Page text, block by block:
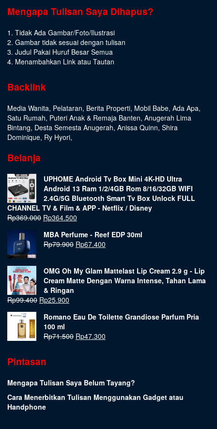
Mengapa Tulisan Saya Dihapus?
1. Tidak Ada Gambar/Foto/Ilustrasi
2. Gambar tidak sesuai dengan tulisan
3. Judul Pakai Huruf Besar Semua
4. Menambahkan Link atau Tautan
Backlink
Media Wanita, Pelataran, Berita Properti, Mobil Babe, Ada Apa,
Satu Rumah, Puteri Anak & Remaja Banten, Anugerah Lima
Bintang, Desta Semesta Anugerah, Anissa Quinn, Shira
Dominique, Ry Hyori,
Belanja
UPHOME Android Tv Box Mini 4K-HD Ultra
Android 13 Ram 1/2/4GB Rom 8/16/32GB WIFI
2.4G/5G Bluetooth Smart Tv Box Unlock FULL
CHANNEL TV & Film & APP - Netflix / Disney
Rp369.000 Rp364.500
MBA Perfume - Reef EDP 30ml
Rp79.900 Rp67.400
OMG Oh My Glam Mattelast Lip Cream 2.9 g - Lip
Cream Matte Dengan Warna Intense, Tahan Lama
& Ringan
Rp99.400 Rp25.900
Romano Eau De Toilette Grandiose Parfum Pria
100 ml
Rp71.500 Rp47.300
Pintasan
Mengapa Tulisan Saya Belum Tayang?
Cara Menerbitkan Tulisan Menggunakan Gadget atau
Handphone